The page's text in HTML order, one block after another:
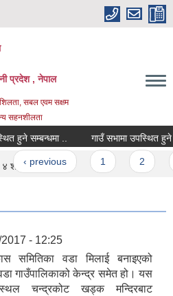
प्रदेश , नेपाल
सबल एवम सक्षम
सहनशीलता
हुने सम्बन्धमा .. गाउँ सभामा उपस्थित हुने
‹ previous
शान्तिपुर
- 12:25
समितिका वडा मिलाई बनाइएको
गाउँपालिकाको केन्द्र समेत हो। यस
स्थल चन्द्रकोट खड्क मन्दिरबाट